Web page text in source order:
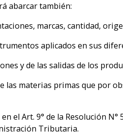
abarcar también:
marcas, cantidad,
aplicados en sus
y de las salidas de los
las materias primas que por
el Art. 9° de la Resolución N°
Tributaria.